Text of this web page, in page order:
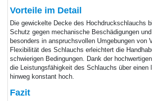
Vorteile im Detail
Die gewickelte Decke des Hochdruckschlauchs
Schutz gegen mechanische Beschädigungen
besonders in anspruchsvollen Umgebungen von
Flexibilität des Schlauchs erleichtert die
schwierigen Bedingungen. Dank der
die Leistungsfähigkeit des Schlauchs über einen
hinweg konstant hoch.
Fazit